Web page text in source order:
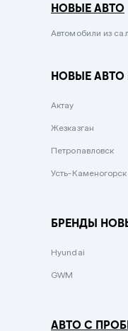
Вишневый
Зеленый
НОВЫЕ АВТО
Автомобили из
НОВЫЕ АВТО
Актау
Жезказган
Петропавловск
Усть-Каменогорск
БРЕНДЫ
Hyundai
GWM
АВТО С